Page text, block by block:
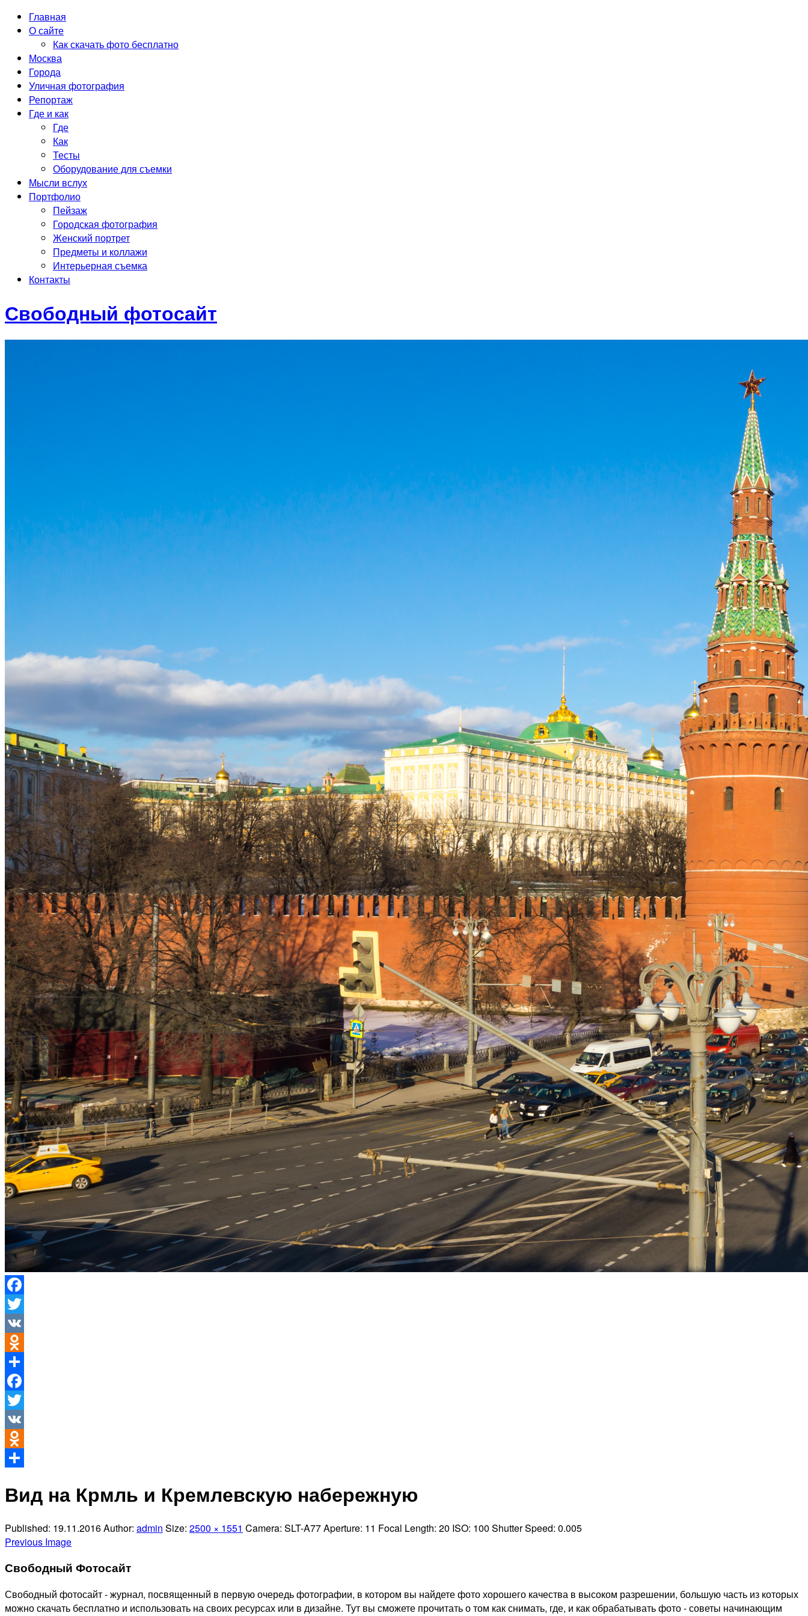
Главная
О сайте
Как скачать фото бесплатно
Москва
Города
Уличная фотография
Репортаж
Где и как
Где
Как
Тесты
Оборудование для съемки
Мысли вслух
Портфолио
Пейзаж
Городская фотография
Женский портрет
Предметы и коллажи
Интерьерная съемка
Контакты
Свободный фотосайт
Facebook
Twitter
VK
Odnoklassniki
Отправить
Facebook
Twitter
VK
Odnoklassniki
Вид на Крмль и Кремлевскую набережную
Published: 19.11.2016Author: admin Size: 2500 × 1551 Camera: SLT-A77Aperture: 11 Focal Length: 20 ISO: 100 Shutter Speed: 0.005
Previous Image
Свободный Фотосайт
Свободный фотосайт - журнал, посвященный в первую очередь фотографии, в котором вы найдете фото хорошего качества в высоком разрешении, большую часть из которых
можно скачать бесплатно и использовать на своих ресурсах или в дизайне. Тут вы сможете прочитать о том как снимать, где, и как обрабатывать фото - советы начинающим